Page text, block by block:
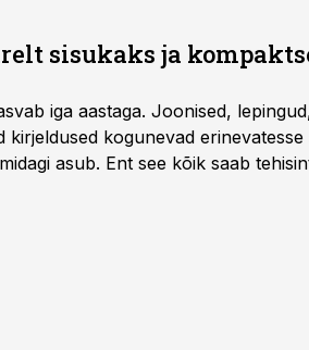
sisukaks ja
iga aastaga. Joonised,
kogunevad erinevatesse
asub. Ent see kõik saab